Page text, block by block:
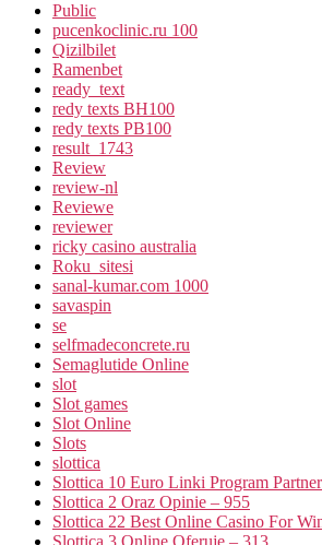
Public
pucenkoclinic.ru 100
Qizilbilet
Ramenbet
ready_text
redy texts BH100
redy texts PB100
result_1743
Review
review-nl
Reviewe
reviewer
ricky casino australia
Roku_sitesi
sanal-kumar.com 1000
savaspin
se
selfmadeconcrete.ru
Semaglutide Online
slot
Slot games
Slot Online
Slots
slottica
Slottica 10 Euro Linki Program
Slottica 2 Oraz Opinie – 955
Slottica 22 Best Online Casino For
Slottica 3 Online Oferuje – 313